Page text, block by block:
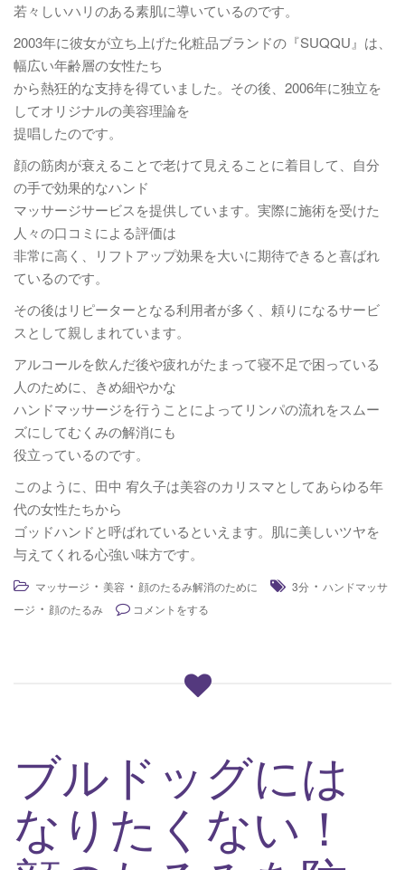
若々しいハリのある素肌に導いているのです。
2003年に彼女が立ち上げた化粧品ブランドの『SUQQU』は、
幅広い年齢層の女性たち
から熱狂的な支持を得ていました。その後、2006年に独立を
してオリジナルの美容理論を
提唱したのです。
顔の筋肉が衰えることで老けて見えることに着目して、自分
の手で効果的なハンド
マッサージサービスを提供しています。実際に施術を受けた
人々の口コミによる評価は
非常に高く、リフトアップ効果を大いに期待できると喜ばれ
ているのです。
その後はリピーターとなる利用者が多く、頼りになるサービ
スとして親しまれています。
アルコールを飲んだ後や疲れがたまって寝不足で困っている
人のために、きめ細やかな
ハンドマッサージを行うことによってリンパの流れをスムー
ズにしてむくみの解消にも
役立っているのです。
このように、田中 宥久子は美容のカリスマとしてあらゆる年
代の女性たちから
ゴッドハンドと呼ばれているといえます。肌に美しいツヤを
与えてくれる心強い味方です。
マッサージ ・ 美容 ・ 顔のたるみ解消のために 3分 ・ ハンドマッサ
ージ ・ 顔のたるみ コメントをする
ブルドッグには
なりたくない！